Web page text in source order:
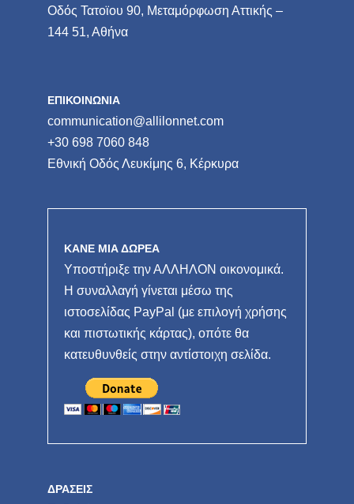
Οδός Τατοϊου 90, Μεταμόρφωση Αττικής –
144 51, Αθήνα
ΕΠΙΚΟΙΝΩΝΙΑ
communication@allilonnet.com
+30 698 7060 848
Εθνική Οδός Λευκίμης 6, Κέρκυρα
ΚΑΝΕ ΜΙΑ ΔΩΡΕΑ
Υποστήριξε την ΑΛΛΗΛΟΝ οικονομικά.
Η συναλλαγή γίνεται μέσω της
ιστοσελίδας PayPal (με επιλογή χρήσης
και πιστωτικής κάρτας), οπότε θα
κατευθυνθείς στην αντίστοιχη σελίδα.
ΔΡΆΣΕΙΣ